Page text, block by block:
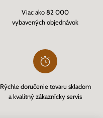
Viac ako 82 000
vybavených objednávok
Rýchle doručenie tovaru skladom
a kvalitný zákaznícky servis